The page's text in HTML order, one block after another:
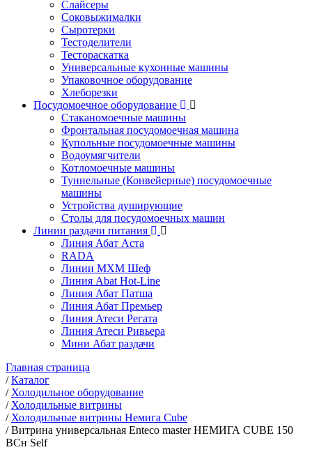
Слайсеры
Соковыжималки
Сыротерки
Тестоделители
Тестораскатка
Универсальные кухонные машины
Упаковочное оборудование
Хлеборезки
Посудомоечное оборудование
Стаканомоечные машины
Фронтальная посудомоечная машина
Купольные посудомоечные машины
Водоумягчители
Котломоечные машины
Туннельные (Конвейерные) посудомоечные
машины
Устройства душирующие
Столы для посудомоечных машин
Линии раздачи питания
Линия Абат Аста
RADA
Линии МХМ Шеф
Линия Abat Hot-Line
Линия Абат Патша
Линия Абат Премьер
Линия Атеси Регата
Линия Атеси Ривьера
Мини Абат раздачи
Главная страница
/Каталог
/ Холодильное оборудование
/ Холодильные витрины
/ Холодильные витрины Немига Cube
/Витрина универсальная Enteco master НЕМИГА CUBE 150
ВСн Self